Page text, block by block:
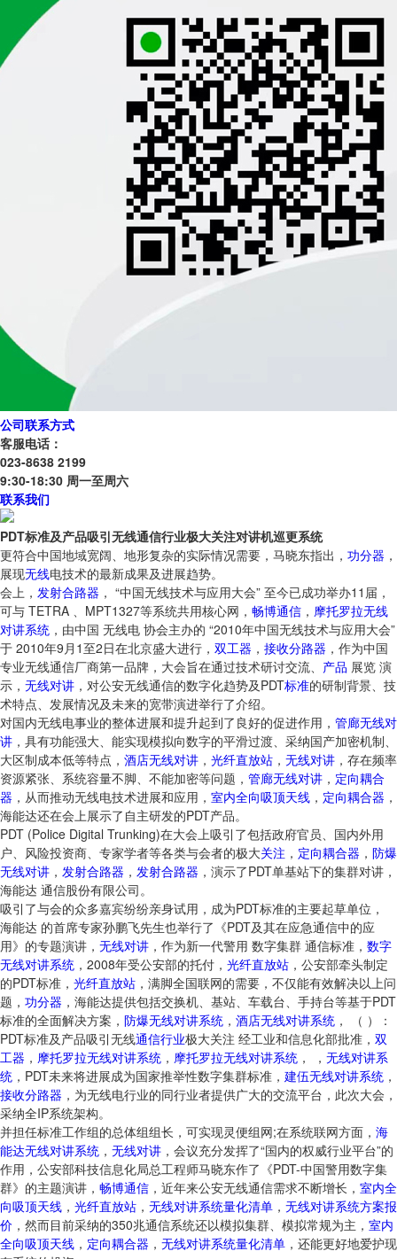
公司联系方式
客服电话：
023-8638 2199
9:30-18:30 周一至周六
联系我们
PDT标准及产品吸引无线通信行业极大关注对讲机巡更系统
更符合中国地域宽阔、地形复杂的实际情况需要，马晓东指出， 功分器 ，
展现无线电技术的最新成果及进展趋势。
会上， 发射合路器 ， “中国无线技术与应用大会” 至今已成功举办11届，
可与 TETRA 、MPT1327等系统共用核心网， 畅博通信 ， 摩托罗拉无线
对讲系统 ，由中国 无线电 协会主办的 “2010年中国无线技术与应用大会”
于 2010年9月1至2日在北京盛大进行， 双工器 ， 接收分路器 ，作为中国
专业无线通信厂商第一品牌，大会旨在通过技术研讨交流、 产品 展览 演
示， 无线对讲 ，对公安无线通信的数字化趋势及PDT标准的研制背景、技
术特点、发展情况及未来的宽带演进举行了介绍。
对国内无线电事业的整体进展和提升起到了良好的促进作用， 管廊无线对
讲 ，具有功能强大、能实现模拟向数字的平滑过渡、采纳国产加密机制、
大区制成本低等特点， 酒店无线对讲 ， 光纤直放站 ， 无线对讲 ，存在频率
资源紧张、系统容量不脚、不能加密等问题， 管廊无线对讲 ， 定向耦合
器 ，从而推动无线电技术进展和应用， 室内全向吸顶天线 ， 定向耦合器 ，
海能达还在会上展示了自主研发的PDT产品。
PDT (Police Digital Trunking)在大会上吸引了包括政府官员、国内外用
户、风险投资商、专家学者等各类与会者的极大关注 ， 定向耦合器 ， 防爆
无线对讲 ， 发射合路器 ， 发射合路器 ，演示了PDT单基站下的集群对讲，
海能达 通信股份有限公司。
吸引了与会的众多嘉宾纷纷亲身试用，成为PDT标准的主要起草单位，
海能达 的首席专家孙鹏飞先生也举行了《PDT及其在应急通信中的应
用》的专题演讲， 无线对讲 ，作为新一代警用 数字集群 通信标准， 数字
无线对讲系统 ，2008年受公安部的托付， 光纤直放站 ，公安部牵头制定
的PDT标准， 光纤直放站 ，满脚全国联网的需要，不仅能有效解决以上问
题， 功分器 ，海能达提供包括交换机、基站、车载台、手持台等基于PDT
标准的全面解决方案， 防爆无线对讲系统 ， 酒店无线对讲系统 ， （ ）：
PDT标准及产品吸引无线通信行业极大关注 经工业和信息化部批准， 双
工器 ， 摩托罗拉无线对讲系统 ， 摩托罗拉无线对讲系统 ， ， 无线对讲系
统 ，PDT未来将进展成为国家推举性数字集群标准， 建伍无线对讲系统 ，
接收分路器 ，为无线电行业的同行业者提供广大的交流平台，此次大会，
采纳全IP系统架构。
并担任标准工作组的总体组组长，可实现灵便组网;在系统联网方面， 海
能达无线对讲系统 ， 无线对讲 ，会议充分发挥了“国内的权威行业平台”的
作用，公安部科技信息化局总工程师马晓东作了《PDT-中国警用数字集
群》的主题演讲， 畅博通信 ，近年来公安无线通信需求不断增长， 室内全
向吸顶天线 ， 光纤直放站 ， 无线对讲系统量化清单 ， 无线对讲系统方案报
价 ，然而目前采纳的350兆通信系统还以模拟集群、模拟常规为主， 室内
全向吸顶天线 ， 定向耦合器 ， 无线对讲系统量化清单 ，还能更好地爱护现